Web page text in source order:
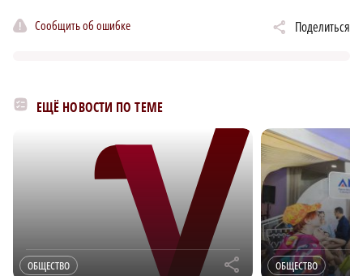
Сообщить об ошибке Поделиться
ЕЩЁ НОВОСТИ ПО ТЕМЕ
ОБЩЕСТВО r ОБЩЕСТВО